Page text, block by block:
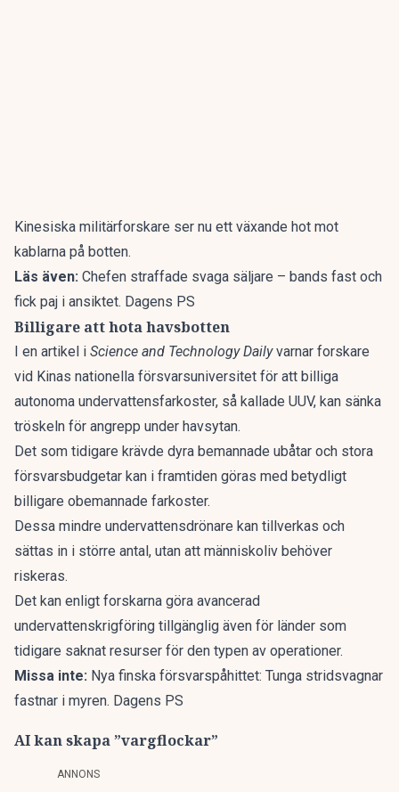
Kinesiska militärforskare ser nu ett växande hot mot
kablarna på botten.
Läs även: Chefen straffade svaga säljare – bands fast och
fick paj i ansiktet. Dagens PS
Billigare att hota havsbotten
I en artikel i Science and Technology Dailyvarnar forskare
vid Kinas nationella försvarsuniversitet för att billiga
autonoma undervattensfarkoster, så kallade UUV, kan sänka
tröskeln för angrepp under havsytan.
Det som tidigare krävde dyra bemannade ubåtar och stora
försvarsbudgetar kan i framtiden göras med betydligt
billigare obemannade farkoster.
Dessa mindre undervattensdrönare kan tillverkas och
sättas in i större antal, utan att människoliv behöver
riskeras.
Det kan enligt forskarna göra avancerad
undervattenskrigföring tillgänglig även för länder som
tidigare saknat resurser för den typen av operationer.
Missa inte: Nya finska försvarspåhittet: Tunga stridsvagnar
fastnar i myren. Dagens PS
AI kan skapa ”vargflockar”
ANNONS